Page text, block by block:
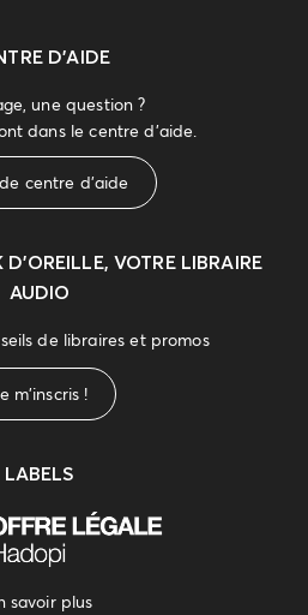
D'AIDE
une question ?
dans le centre d'aide.
centre d'aide
D’OREILLE, VOTRE LIBRAIRE
AUDIO
de libraires et promos
m'inscris !
LABELS
savoir plus